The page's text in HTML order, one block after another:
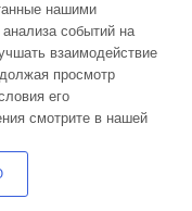
Все права защищены
нашими
событий на
взаимодействие
просмотр
его
смотрите в нашей